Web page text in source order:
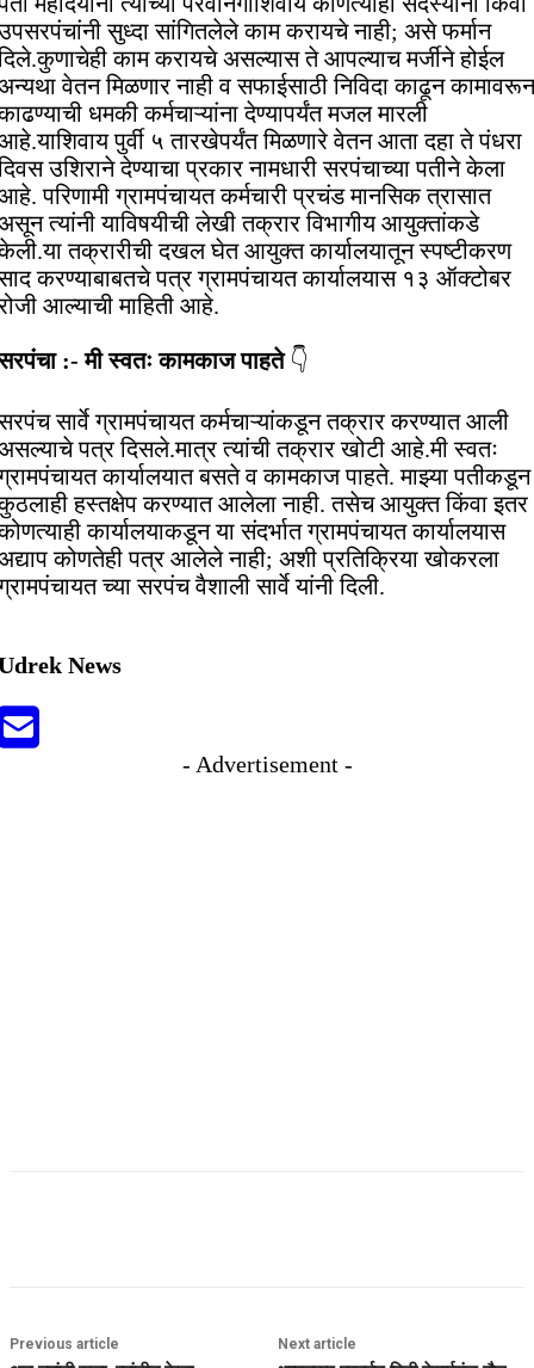
सुध्दा सांगितलेले काम करायचे नाही; असे फर्मान
काम करायचे असल्यास ते आपल्याच मर्जीने होईल
वेतन मिळणार नाही व सफाईसाठी निविदा काढून कामावरून
धमकी कर्मचाऱ्यांना देण्यापर्यंत मजल मारली
पुर्वी ५ तारखेपर्यंत मिळणारे वेतन आता दहा ते पंधरा
उशिराने देण्याचा प्रकार नामधारी सरपंचाच्या पतीने केला
परिणामी ग्रामपंचायत कर्मचारी प्रचंड मानसिक त्रासात
त्यांनी याविषयीची लेखी तक्रार विभागीय आयुक्तांकडे
तक्रारीची दखल घेत आयुक्त कार्यालयातून स्पष्टीकरण
करण्याबाबतचे पत्र ग्रामपंचायत कार्यालयास १३ ऑक्टोबर
आल्याची माहिती आहे.
:- मी स्वतः कामकाज पाहते👇
सार्वे ग्रामपंचायत कर्मचाऱ्यांकडून तक्रार करण्यात आली
पत्र दिसले.मात्र त्यांची तक्रार खोटी आहे.मी स्वतः
कार्यालयात बसते व कामकाज पाहते. माझ्या पतीकडून
हस्तक्षेप करण्यात आलेला नाही. तसेच आयुक्त किंवा इतर
कार्यालयाकडून या संदर्भात ग्रामपंचायत कार्यालयास
कोणतेही पत्र आलेले नाही; अशी प्रतिक्रिया खोकरला
च्या सरपंच वैशाली सार्वे यांनी दिली.
News
- Advertisement -
Previous article Next article